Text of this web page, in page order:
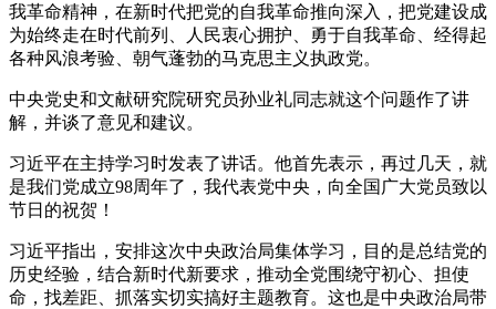
我革命精神，在新时代把党的自我革命推向深入，把党建设成
为始终走在时代前列、人民衷心拥护、勇于自我革命、经得起
各种风浪考验、朝气蓬勃的马克思主义执政党。
中央党史和文献研究院研究员孙业礼同志就这个问题作了讲
解，并谈了意见和建议。
习近平在主持学习时发表了讲话。他首先表示，再过几天，就
是我们党成立98周年了，我代表党中央，向全国广大党员致以
节日的祝贺！
习近平指出，安排这次中央政治局集体学习，目的是总结党的
历史经验，结合新时代新要求，推动全党围绕守初心、担使
命，找差距、抓落实切实搞好主题教育。这也是中央政治局带